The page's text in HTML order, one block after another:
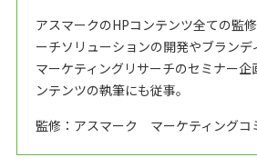
アスマークのHPコンテンツ全ての監
ーチソリューションの開発やブランデ
マーケティングリサーチのセミナー企
ンテンツの執筆にも従事。
監修：アスマーク マーケティングコ